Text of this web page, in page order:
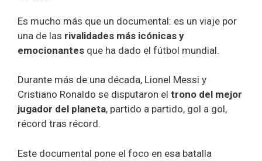
Es mucho más que un documental: es un viaje por
una de las rivalidades más icónicas y
emocionantes que ha dado el fútbol mundial.
Durante más de una década, Lionel Messi y
Cristiano Ronaldo se disputaron el trono del mejor
jugador del planeta, partido a partido, gol a gol,
récord tras récord.
Este documental pone el foco en esa batalla